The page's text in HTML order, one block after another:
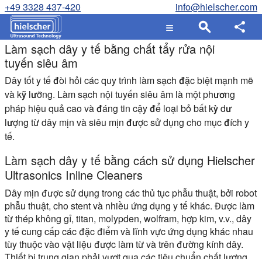
+49 3328 437-420 info@hielscher.com
Làm sạch dây y tế bằng chất tẩy rửa nội
tuyến siêu âm
Dây tốt y tế đòi hỏi các quy trình làm sạch đặc biệt mạnh mẽ
và kỹ lưỡng. Làm sạch nội tuyến siêu âm là một phương
pháp hiệu quả cao và đáng tin cậy để loại bỏ bất kỳ dư
lượng từ dây mịn và siêu mịn được sử dụng cho mục đích y
tế.
Làm sạch dây y tế bằng cách sử dụng Hielscher
Ultrasonics Inline Cleaners
Dây mịn được sử dụng trong các thủ tục phẫu thuật, bởi robot
phẫu thuật, cho stent và nhiều ứng dụng y tế khác. Được làm
từ thép không gỉ, titan, molypden, wolfram, hợp kim, v.v., dây
y tế cung cấp các đặc điểm và lĩnh vực ứng dụng khác nhau
tùy thuộc vào vật liệu được làm từ và trên đường kính dây.